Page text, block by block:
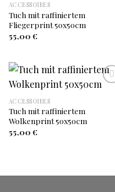
ACCESSOIRES
Tuch mit raffiniertem
Fliegerprint 50x50cm
55,00 €
Wunschliste
ACCESSOIRES
Tuch mit raffiniertem
Wolkenprint 50x50cm
55,00 €